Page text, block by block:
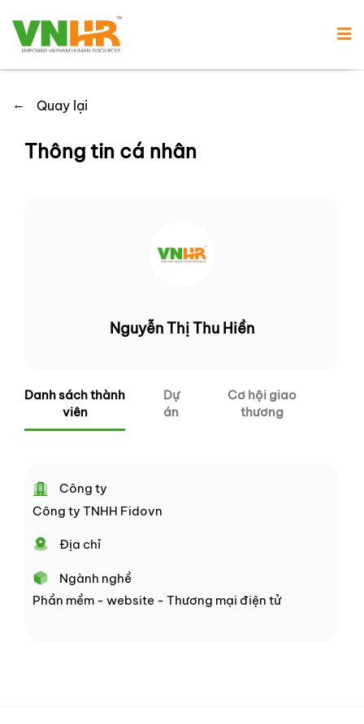
← Quay lại
Thông tin cá nhân
Nguyễn Thị Thu Hiền
Danh sách thành
viên
Dự
án
Cơ hội giao
thương
Công ty
Công ty TNHH Fidovn
Địa chỉ
Ngành nghề
Phần mềm - website - Thương mại điện tử